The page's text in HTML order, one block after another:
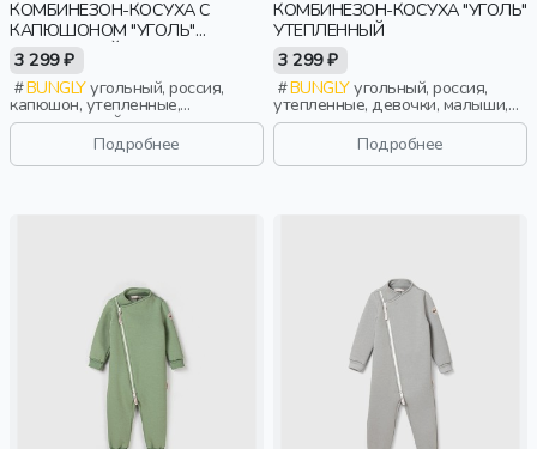
КОМБИНЕЗОН-КОСУХА С
КАПЮШОНОМ "УГОЛЬ"
УТЕПЛЕННЫЙ
3 299 ₽
BUNGLYугольный, россия,
капюшон, утепленные,
повседневный, девочки,
малыши, дошкольники, дети
Подробнее
КОМБИНЕЗОН-КОСУХА "УГОЛЬ"
УТЕПЛЕННЫЙ
3 299 ₽
BUNGLYугольный, россия,
утепленные, девочки, малыши,
дошкольники, дети
Подробнее